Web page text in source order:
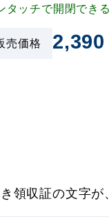
タッチで開閉でき
売価格 2,390
領収証の文字が